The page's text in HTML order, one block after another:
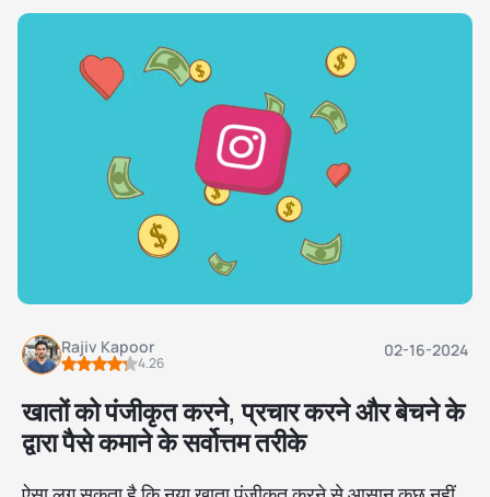
Rajiv Kapoor
4.26
02-16-2024
खातों को पंजीकृत करने, प्रचार करने और बेचने के
द्वारा पैसे कमाने के सर्वोत्तम तरीके